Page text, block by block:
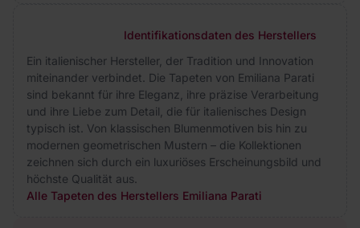
Identifikationsdaten des Herstellers
Ein italienischer Hersteller, der Tradition und Innovation
miteinander verbindet. Die Tapeten von Emiliana Parati
sind bekannt für ihre Eleganz, ihre präzise Verarbeitung
und ihre Liebe zum Detail, die für italienisches Design
typisch ist. Von klassischen Blumenmotiven bis hin zu
modernen geometrischen Mustern – die Kollektionen
zeichnen sich durch ein luxuriöses Erscheinungsbild und
höchste Qualität aus.
Alle Tapeten des Herstellers Emiliana Parati